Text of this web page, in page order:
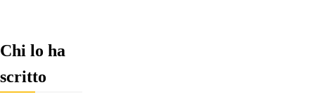
Chi lo ha
scritto